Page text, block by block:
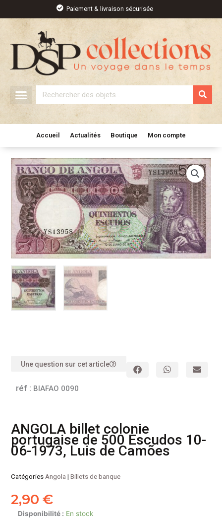
contenu
Paiement & livraison sécurisée
Rechercher
Accueil Actualités Boutique Mon compte
Une question sur cet article
réf : BIAFAO 0090
ANGOLA billet colonie
portugaise de 500 Escudos 10-
06-1973, Luis de Camões
CatégoriesAngola |Billets de banque
2,90€
Disponibilité : En stock
quantité